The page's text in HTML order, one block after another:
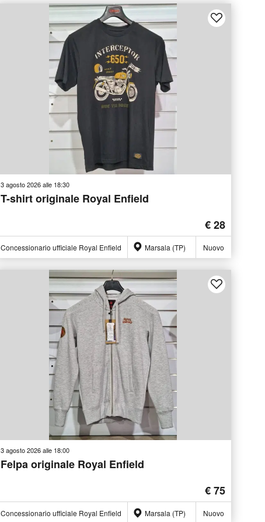
3 agosto 2026 alle 18:30
T-shirt originale Royal Enfield
€ 28
Concessionario ufficiale Royal Enfield Marsala (TP) Nuovo
3 agosto 2026 alle 18:00
Felpa originale Royal Enfield
€ 75
Concessionario ufficiale Royal Enfield Marsala (TP) Nuovo